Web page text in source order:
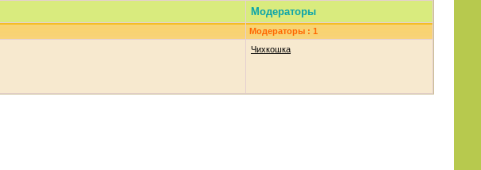
Модераторы
Модераторы : 1
Чихкошка